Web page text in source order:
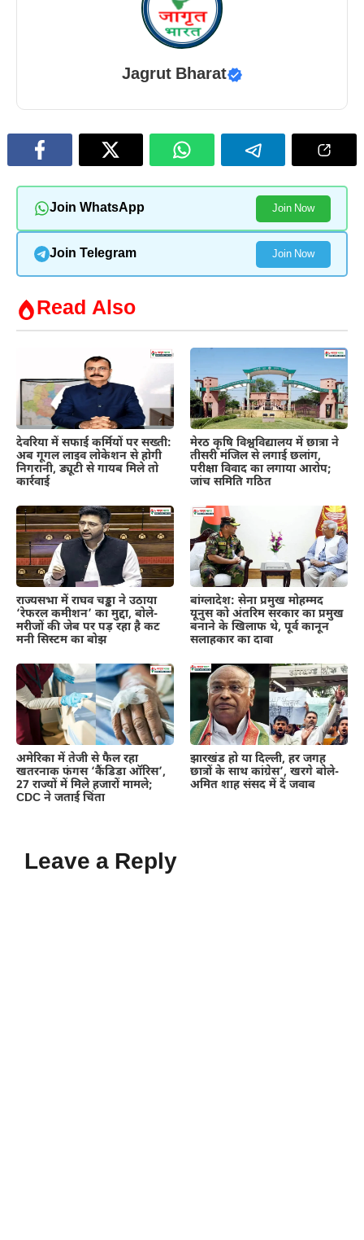
Jagrut Bharat
Join WhatsApp Join Now
Join Telegram Join Now
Read Also
देवरिया में सफाई कर्मियों पर सख्ती:
अब गूगल लाइव लोकेशन से होगी
निगरानी, ड्यूटी से गायब मिले तो
कार्रवाई
मेरठ कृषि विश्वविद्यालय में छात्रा ने
तीसरी मंजिल से लगाई छलांग,
परीक्षा विवाद का लगाया आरोप;
जांच समिति गठित
राज्यसभा में राघव चड्ढा ने उठाया
‘रेफरल कमीशन’ का मुद्दा, बोले-
मरीजों की जेब पर पड़ रहा है कट
मनी सिस्टम का बोझ
बांग्लादेश: सेना प्रमुख मोहम्मद
यूनुस को अंतरिम सरकार का प्रमुख
बनाने के खिलाफ थे, पूर्व कानून
सलाहकार का दावा
अमेरिका में तेजी से फैल रहा
खतरनाक फंगस ‘कैंडिडा ऑरिस’,
27 राज्यों में मिले हजारों मामले;
CDC ने जताई चिंता
झारखंड हो या दिल्ली, हर जगह
छात्रों के साथ कांग्रेस’, खरगे बोले-
अमित शाह संसद में दें जवाब
Leave a Reply